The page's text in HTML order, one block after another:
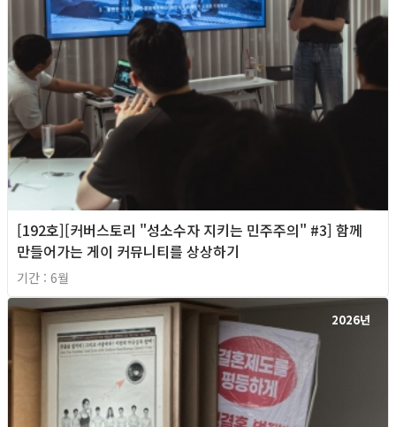
[192호][커버스토리 "성소수자 지키는 민주주의" #3] 함께
만들어가는 게이 커뮤니티를 상상하기
기간 : 6월
2026년